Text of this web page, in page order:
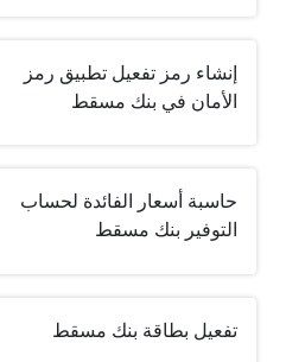
إنشاء رمز تفعيل تطبيق رمز
الأمان في بنك مسقط
حاسبة أسعار الفائدة لحساب
التوفير بنك مسقط
تفعيل بطاقة بنك مسقط